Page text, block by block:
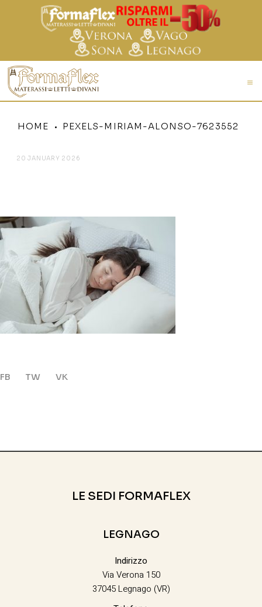
HOME PEXELS-MIRIAM-ALONSO-7623552
20 JANUARY 2026
FB TW VK
LE SEDI FORMAFLEX
LEGNAGO
Indirizzo
Via Verona 150
37045 Legnago (VR)